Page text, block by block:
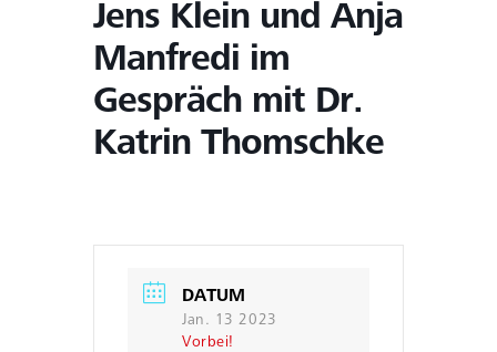
Jens Klein und Anja
Manfredi im
Gespräch mit Dr.
Katrin Thomschke
DATUM
Jan. 13 2023
Vorbei!